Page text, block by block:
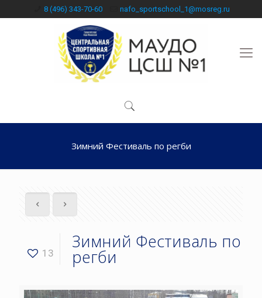
8 (496) 343-70-60 nafo_sportschool_1@mosreg.ru
Зимний Фестиваль по регби
13
Зимний Фестиваль по
регби